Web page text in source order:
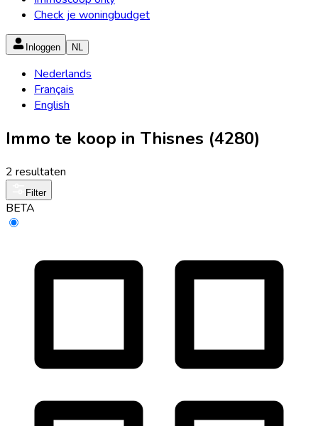
Check je woningbudget
Inloggen NL
Nederlands
Français
English
Immo te koop in Thisnes (4280)
2 resultaten
Filter
BETA